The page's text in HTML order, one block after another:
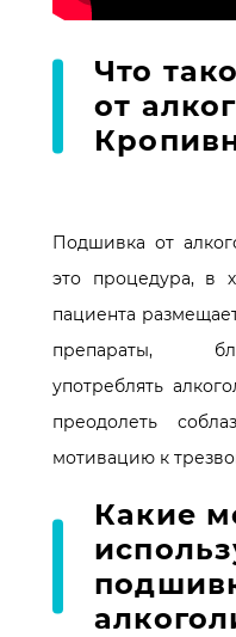
Что
от
Подшивка от
это процедура, в
пациента
препараты,
употреблять
преодолеть
мотивацию к
Какие